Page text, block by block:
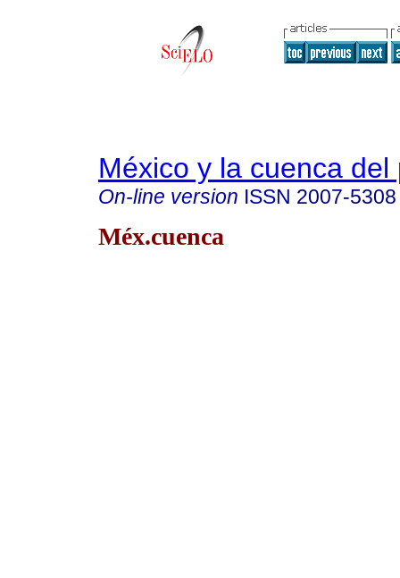
México y la cuenca del
On-line version ISSN 2007-5308
Méx.cuenca